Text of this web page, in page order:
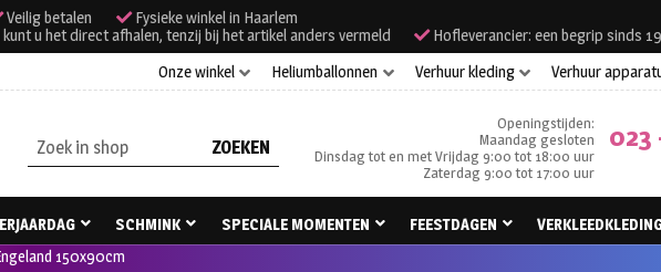
Veilig betalen
Fysieke winkel in Haarlem
u het direct afhalen, tenzij bij het artikel anders vermeld
Hofleverancier: een begrip sinds
Onze winkel
Heliumballonnen Verhuur kleding Verhuur
Zoeken
naar:
Openingstijden:
Maandag gesloten
Dinsdag tot en met Vrijdag 9:00 tot 18:00 uur
Zaterdag 9:00 tot 17:00 uur
023
SCHMINK SPECIALE MOMENTEN FEESTDAGEN
150x90cm